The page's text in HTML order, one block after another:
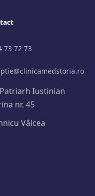
73 72 73
Iustinian
nr. 45
Vâlcea